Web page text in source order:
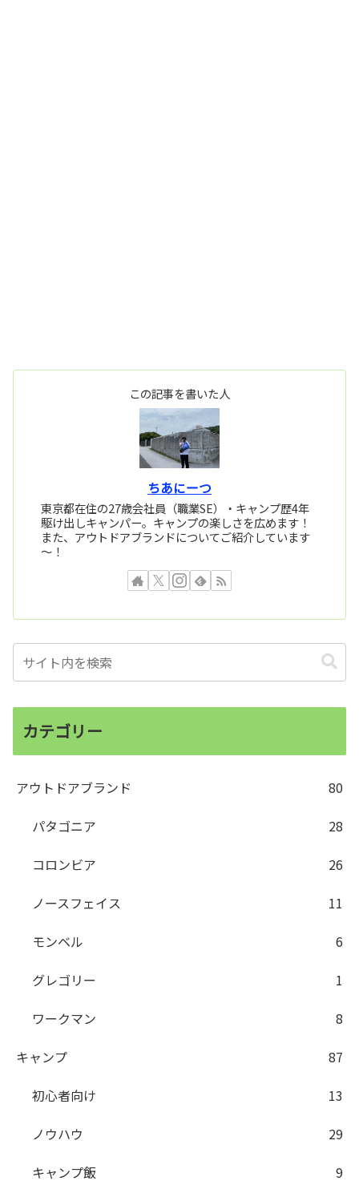
この記事を書いた人
ちあにーつ
東京都在住の27歳会社員（職業SE）・キャンプ歴4年
駆け出しキャンパー。キャンプの楽しさを広めます！
また、アウトドアブランドについてご紹介しています
～！
カテゴリー
アウトドアブランド
80
パタゴニア
28
コロンビア
26
ノースフェイス
11
モンベル
6
グレゴリー
1
ワークマン
8
キャンプ
87
初心者向け
13
ノウハウ
29
キャンプ飯
9